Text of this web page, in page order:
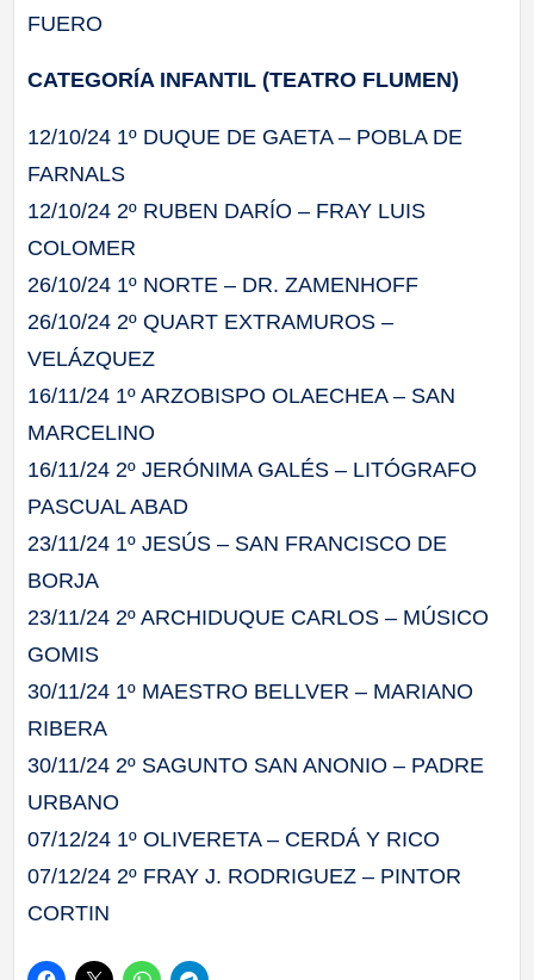
FUERO
CATEGORÍA INFANTIL (TEATRO FLUMEN)
12/10/24 1º DUQUE DE GAETA – POBLA DE
FARNALS
12/10/24 2º RUBEN DARÍO – FRAY LUIS
COLOMER
26/10/24 1º NORTE – DR. ZAMENHOFF
26/10/24 2º QUART EXTRAMUROS –
VELÁZQUEZ
16/11/24 1º ARZOBISPO OLAECHEA – SAN
MARCELINO
16/11/24 2º JERÓNIMA GALÉS – LITÓGRAFO
PASCUAL ABAD
23/11/24 1º JESÚS – SAN FRANCISCO DE
BORJA
23/11/24 2º ARCHIDUQUE CARLOS – MÚSICO
GOMIS
30/11/24 1º MAESTRO BELLVER – MARIANO
RIBERA
30/11/24 2º SAGUNTO SAN ANONIO – PADRE
URBANO
07/12/24 1º OLIVERETA – CERDÁ Y RICO
07/12/24 2º FRAY J. RODRIGUEZ – PINTOR
CORTIN